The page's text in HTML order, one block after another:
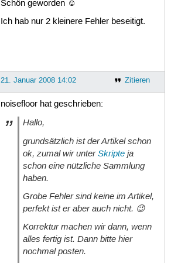
Schön geworden ☺
Ich hab nur 2 kleinere Fehler beseitigt.
Zitieren
21. Januar 2008 14:02
noisefloor hat geschrieben:
Hallo,
grundsätzlich ist der Artikel schon
ok, zumal wir unterSkripteja
schon eine nützliche Sammlung
haben.
Grobe Fehler sind keine im Artikel,
perfekt ist er aber auch nicht. 😉
Korrektur machen wir dann, wenn
alles fertig ist. Dann bitte hier
nochmal posten.